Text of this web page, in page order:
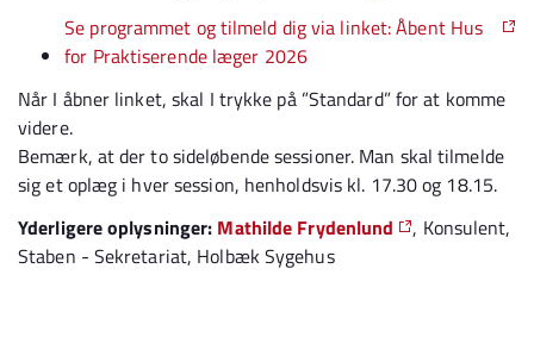
Se programmet og tilmeld dig via linket: Åbent Hus
for Praktiserende læger 2026
Når I åbner linket, skal I trykke på ”Standard” for at komme
videre.
Bemærk, at der to sideløbende sessioner. Man skal tilmelde
sig et oplæg i hver session, henholdsvis kl. 17.30 og 18.15.
Yderligere oplysninger: Mathilde Frydenlund
, Konsulent,
Staben - Sekretariat, Holbæk Sygehus